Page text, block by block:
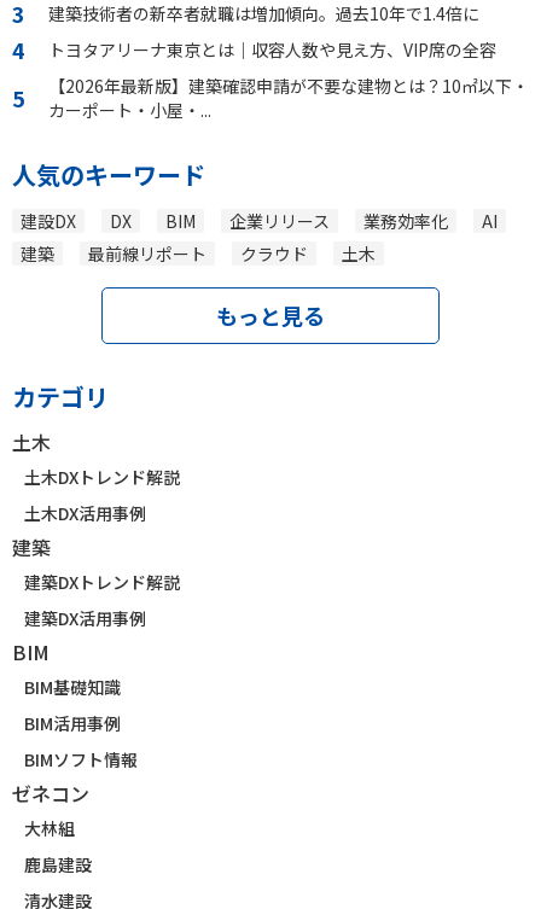
建築技術者の新卒者就職は増加傾向。過去10年で1.4倍に
トヨタアリーナ東京とは｜収容人数や見え方、VIP席の全容
【2026年最新版】建築確認申請が不要な建物とは？10㎡以下・
カーポート・小屋・...
人気のキーワード
建設DX DX BIM 企業リリース 業務効率化
AI
建築
最前線リポート クラウド 土木
もっと見る
カテゴリ
土木
土木DXトレンド解説
土木DX活用事例
建築
建築DXトレンド解説
建築DX活用事例
BIM
BIM基礎知識
BIM活用事例
BIMソフト情報
ゼネコン
大林組
鹿島建設
清水建設